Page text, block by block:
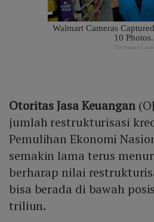
Otoritas Jasa Keuangan
jumlah restrukturisasi
Pemulihan Ekonomi
semakin lama terus
berharap nilai
bisa berada di bawah
triliun.